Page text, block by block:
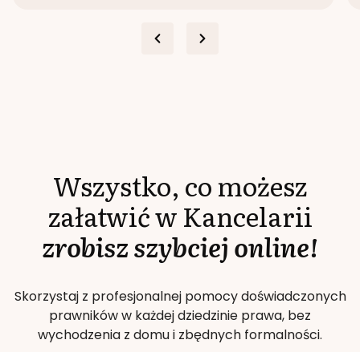
Wszystko, co możesz
załatwić w Kancelarii
zrobisz szybciej online!
Skorzystaj z profesjonalnej pomocy doświadczonych
prawników w każdej dziedzinie prawa, bez
wychodzenia z domu i zbędnych formalności.